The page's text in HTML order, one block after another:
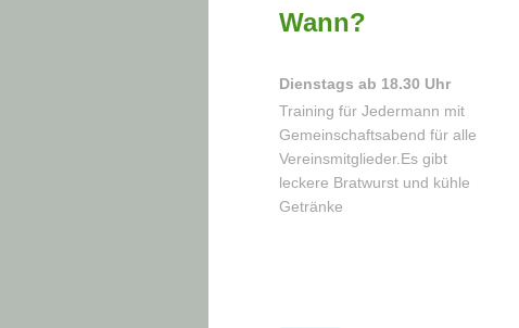
Wann?
Dienstags ab 18.30 Uhr
Training für Jedermann mit
Gemeinschaftsabend für alle
Vereinsmitglieder.Es gibt
leckere Bratwurst und kühle
Getränke